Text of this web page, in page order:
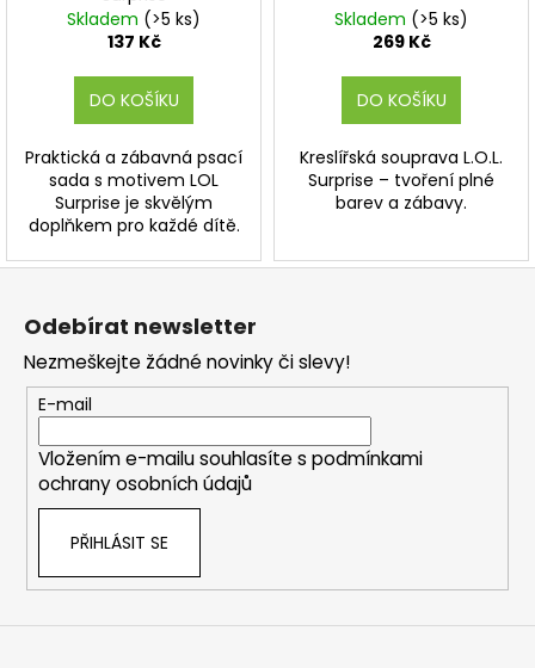
Skladem (>5 ks)
137 Kč
DO KOŠÍKU
Praktická a zábavná psací
sada s motivem LOL
Surprise je skvělým
doplňkem pro každé dítě.
Skladem (>5 ks)
269 Kč
DO KOŠÍKU
Kreslířská souprava L.O.L.
Surprise – tvoření plné
barev a zábavy.
Z
Odebírat newsletter
Nezmeškejte žádné novinky či slevy!
E-mail
Vložením e-mailu souhlasíte s podmínkami
ochrany osobních údajů
PŘIHLÁSIT SE